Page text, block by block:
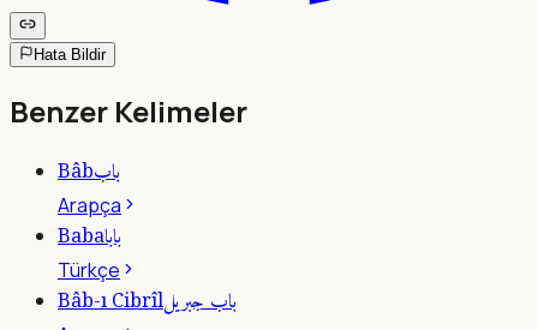
Hata Bildir
Benzer Kelimeler
Bâbباب
Arapça
Babaبابا
Türkçe
Bâb-ı Cibrîlباب جبريل